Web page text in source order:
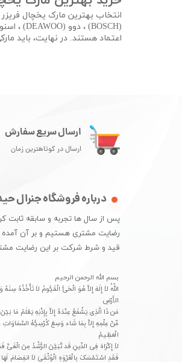
(BOSCH) ، دوو (DEAWOO) ، اسنوا (SNOWA) ، جی پلاس (G-PLUS) ، کلور ، استیلون و
اعتماد هستند. در نهایت، باید
ارسال سریع سفارش
ارسال در کوتاهترین زمان
درباره فروشگاه جنرال
پس از سال ها تجربه و سابقه ثابت
رضایت مشتری هستیم و بر آن آمده
قید و شرط شرکت بر این رضایت
بسم الله الرحمن الرحیم
اللّهُ لاَ إِلَهَ إِلاَّ هُوَ الْحَیُّ الْقَیُّومُ لاَ تَأْخُذُهُ
الأَرْضِ
مَن ذَا الَّذِی یَشْفَعُ عِنْدَهُ إِلاَّ بِإِذْنِهِ یَعْلَمُ مَا
مِّنْ عِلْمِهِ إِلاَّ بِمَا شَاء وَسِعَ کُرْسِیُّهُ
الْعَظِیمُ
لاَ إِکْرَاهَ فِی الدِّینِ قَد تَّبَیَّنَ الرُّشْدُ مِنَ الْغَیِّ
فَقَدِ اسْتَمْسَکَ بِالْعُرْوَهِ الْوُثْقَىَ لاَ انفِصَامَ